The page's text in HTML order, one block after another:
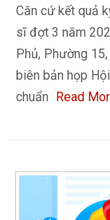
Căn cứ kết quả
sĩ đợt 3 năm
Phủ, Phường
biên bản họp
chuẩn Read